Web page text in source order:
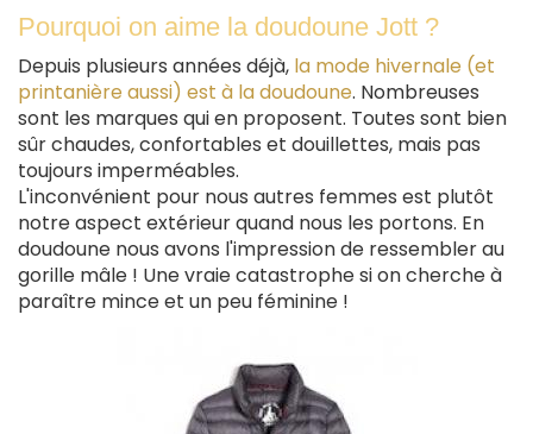
Pourquoi on aime la doudoune Jott ?
Depuis plusieurs années déjà, la mode hivernale (et
printanière aussi) est à la doudoune. Nombreuses
sont les marques qui en proposent. Toutes sont bien
sûr chaudes, confortables et douillettes, mais pas
toujours imperméables.
L'inconvénient pour nous autres femmes est plutôt
notre aspect extérieur quand nous les portons. En
doudoune nous avons l'impression de ressembler au
gorille mâle ! Une vraie catastrophe si on cherche à
paraître mince et un peu féminine !